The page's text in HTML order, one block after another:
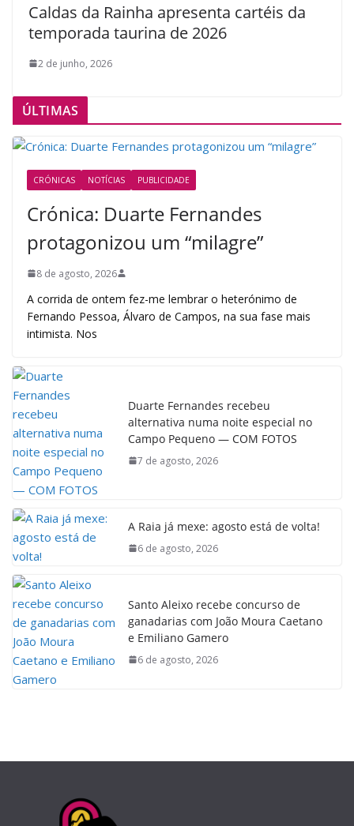
Caldas da Rainha apresenta cartéis da
temporada taurina de 2026
2 de junho, 2026
ÚLTIMAS
CRÓNICAS NOTÍCIAS PUBLICIDADE
Crónica: Duarte Fernandes
protagonizou um “milagre”
8 de agosto, 2026
A corrida de ontem fez-me lembrar o heterónimo de
Fernando Pessoa, Álvaro de Campos, na sua fase mais
intimista. Nos
Duarte Fernandes recebeu
alternativa numa noite especial no
Campo Pequeno — COM FOTOS
7 de agosto, 2026
A Raia já mexe: agosto está de volta!
6 de agosto, 2026
Santo Aleixo recebe concurso de
ganadarias com João Moura Caetano
e Emiliano Gamero
6 de agosto, 2026